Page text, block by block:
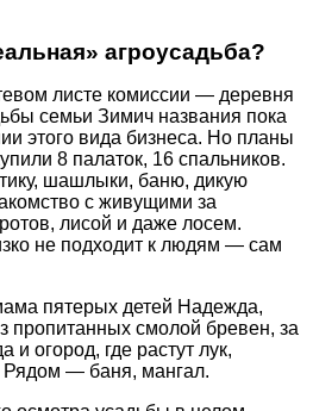
агроусадьба?
листе комиссии — деревня
семьи Зимич названия пока
этого вида бизнеса. Но планы
8 палаток, 16 спальников.
шашлыки, баню, дикую
с живущими за
лисой и даже лосем.
не подходит к людям — сам
пятерых детей Надежда,
пропитанных смолой бревен, за
огород, где растут лук,
Рядом — баня, мангал.